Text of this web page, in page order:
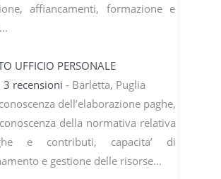
affiancamenti, formazione e
UFFICIO PERSONALE
3 recensioni - Barletta, Puglia
dell’elaborazione paghe,
della normativa relativa
e contributi, capacita’ di
e gestione delle risorse...